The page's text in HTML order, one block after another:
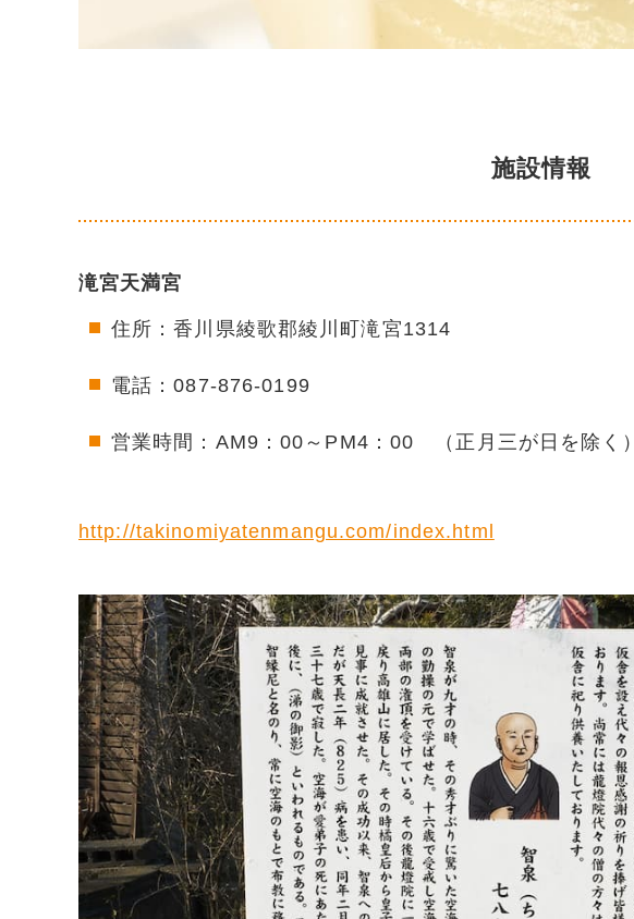
施設情報
滝宮天満宮
住所：香川県綾歌郡綾川町滝宮1314
電話：087-876-0199
営業時間：AM9：00～PM4：00 （正月三が日を除く）
http://takinomiyatenmangu.com/index.html